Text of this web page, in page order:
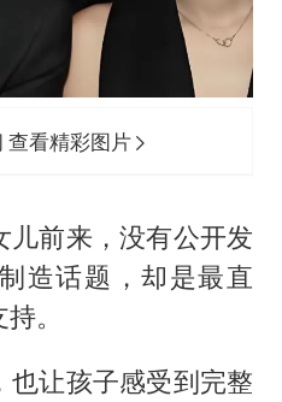
查看精彩图片
前来，没有公开发
造话题，却是最直
。
也让孩子感受到完整